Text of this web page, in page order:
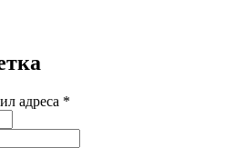
адреса *